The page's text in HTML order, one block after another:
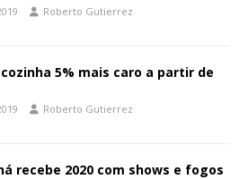
Roberto Gutierrez
cozinha 5% mais caro a partir de
Roberto Gutierrez
recebe 2020 com shows e fogos